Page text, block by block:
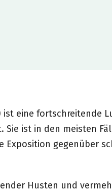
eine fortschreitende
ist in den meisten
gegenüber
Husten und